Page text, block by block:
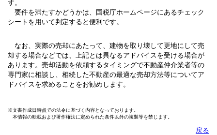
す。
要件を満たすかどうかは、国税庁ホームページにあるチェック
シートを用いて判定すると便利です。
なお、実際の売却にあたって、建物を取り壊して更地にして売
却する場合などでは、上記とは異なるアドバイスを受ける場合が
あります。売却活動を依頼するタイミングで不動産仲介業者等の
専門家に相談し、相続した不動産の最適な売却方法等についてア
ドバイスを求めることをお勧めします。
※文書作成日時点での法令に基づく内容となっております。
本情報の転載および著作権法に定められた条件以外の複製等を禁じます。
戻る